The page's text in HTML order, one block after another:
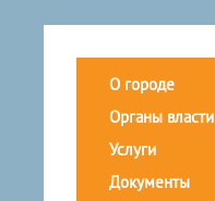
О городе
Органы власти
Услуги
Документы